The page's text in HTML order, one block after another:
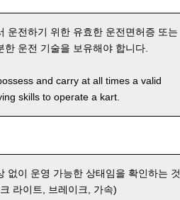
운전하기 위한 유효한 운전면허증 또는
운전 기술을 보유해야 합니다.
and carry at all times a valid
skills to operate a kart.
없이 운영 가능한 상태임을 확인하는 것
라이트, 브레이크, 가속)